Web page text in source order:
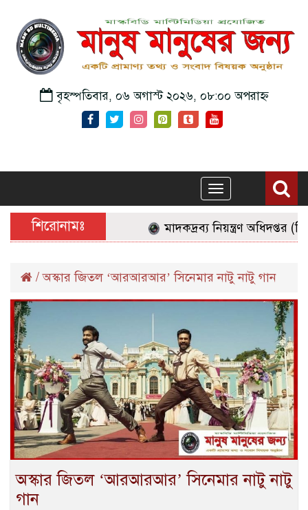
বৃহস্পতিবার, ০৬ অগাস্ট ২০২৬, ০৮:০০ অপরাহ্ন
Toggle
navigation
শিরোনামঃ মাদকদ্রব্য নিয়ন্ত্রণ অধিদপ্তর
/অস্কার জিতল ‘আরআরআর’ সিনেমার নাটু নাটু গান
অস্কার জিতল ‘আরআরআর’ সিনেমার নাটু নাটু
গান